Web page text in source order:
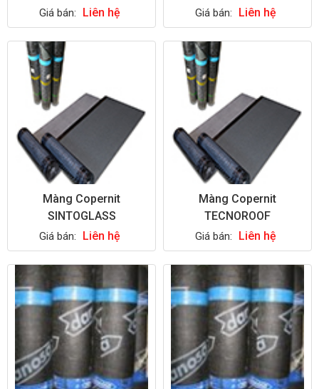
Giá bán: Liên hệ Giá bán: Liên hệ
Màng Copernit
SINTOGLASS
Giá bán: Liên hệ
Màng Copernit
TECNOROOF
Giá bán: Liên hệ